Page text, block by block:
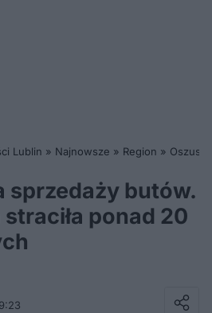
Lublin » Najnowsze » Region »
sprzedaży butów.
ponad 20